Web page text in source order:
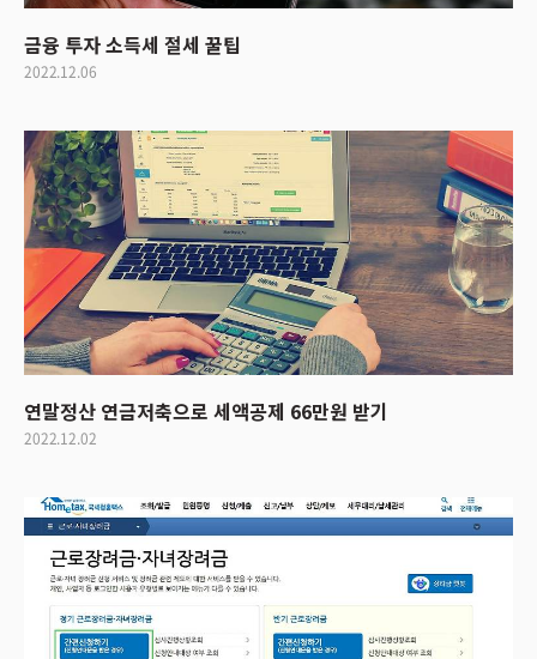
금융 투자 소득세 절세 꿀팁
2022.12.06
연말정산 연금저축으로 세액공제 66만원 받기
2022.12.02